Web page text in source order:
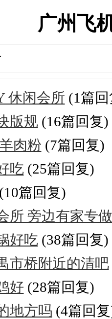
广州飞
休闲会所 (1篇
版规(16篇回复)
肉粉 (7篇回复)
吃(25篇回复)
(10篇回复)
所 旁边有家专
好吃(38篇回复)
市桥附近的清吧
好 (28篇回复)
地方吗 (4篇回